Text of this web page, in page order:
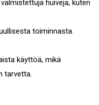
huiveja, kuten
toiminnasta.
käyttöä, mikä
tarvetta.